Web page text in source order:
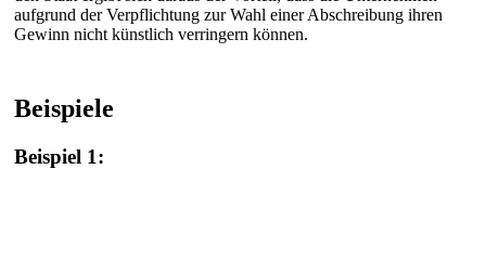
aufgrund der Verpflichtung zur Wahl einer Abschreibung ihren
Gewinn nicht künstlich verringern können.
Beispiele
Beispiel 1: